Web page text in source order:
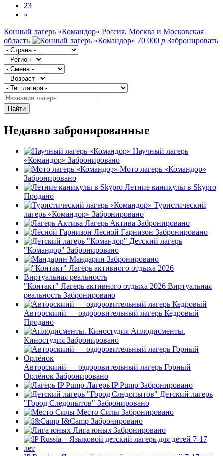
23
»
Конный лагерь «Командор» Россия, Москва и Московская
область
70 000 p Забронировать
Найти
Недавно забронированные
Научный лагерь
«Командор» Забронировано
Мото лагерь «Командор»
Забронировано
Летние каникулы в Skypro
Продано
Туристический
лагерь «Командор» Забронировано
Лагерь Актива Забронировано
Лесной Гарнизон Забронировано
Детский лагерь
"Командор" Забронировано
Мандарин Забронировано
"Контакт" Лагерь активного отдыха 2026 Виртуальная
реальность Забронировано
Авторскиий — оздоровительный лагерь Кедровый
Продано
Аплодисменты.
Киностудия Забронировано
Авторскиий — оздоровительный лагерь Горный
Орлёнок Забронировано
Лагерь IP Pump Забронировано
Детский лагерь
"Город Следопытов" Забронировано
Место Силы Забронировано
I&Camp Забронировано
Лига юных Забронировано